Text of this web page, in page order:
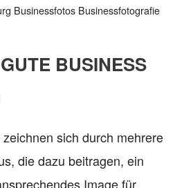
Businessfotos Businessfotografie
BUSINESS
sich durch mehrere
die dazu beitragen, ein
Image für